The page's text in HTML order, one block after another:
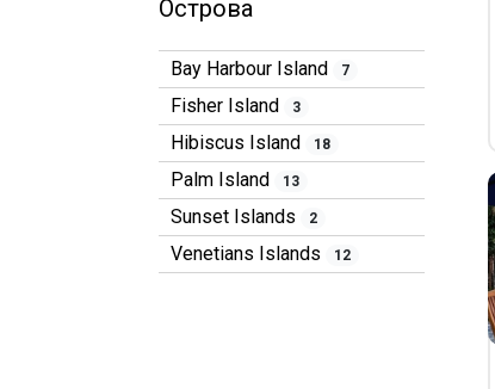
Острова
Bay Harbour Island 7
Fisher Island 3
Hibiscus Island 18
Palm Island 13
Sunset Islands 2
Venetians Islands 12